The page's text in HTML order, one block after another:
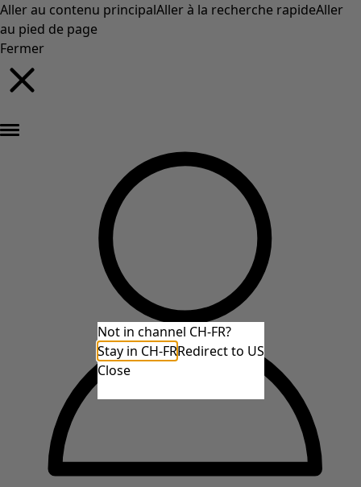
Aller au contenu principalAller à la recherche rapideAller
au pied de page
Fermer
Not in channel CH-FR?
Stay in CH-FRRedirect to US
Close